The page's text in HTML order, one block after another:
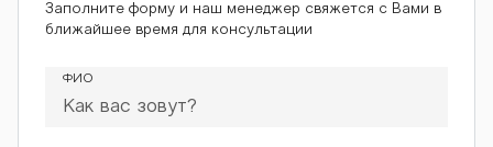
Заполните форму и наш менеджер свяжется с Вами в
ближайшее время для консультации
ФИО